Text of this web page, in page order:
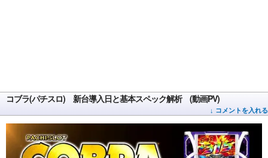
コブラ(パチスロ) 新台導入日と基本スペック解析 (動画PV)
↓ コメントを入れる